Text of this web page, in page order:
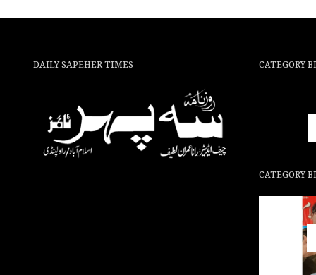
DAILY SAPEHER TIMES CATEGORY
CATEGORY